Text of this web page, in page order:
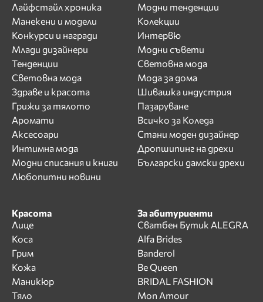
Лайфстайл хроника
Манекени и модели
Конкурси и награди
Млади дизайнери
Тенденции
Световна мода
Здраве и красота
Грижи за тялото
Аромати
Аксесоари
Интимна мода
Модни списания и книги
Любопитни новини
Модни тенденции
Колекции
Интервю
Модни съвети
Световна мода
Мода за дома
Шивашка индустрия
Пазаруване
Всичко за Коледа
Стани моден дизайнер
Дропшипинг на дрехи
Български дамски дрехи
Красота
Лице
Коса
Грим
Кожа
Маникюр
Тяло
За абитуриенти
Сватбен Бутик ALEGRA
Alfa Brides
Banderol
Be Queen
BRIDAL FASHION
Mon Amour